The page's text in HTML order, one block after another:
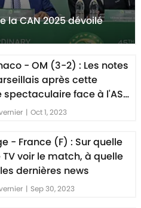
la CAN 2025 dévoilé
- OM (3-2) : Les notes
après cette
spectaculaire face à l'AS
| Oct 1, 2023
- France (F) : Sur quelle
voir le match, à quelle
dernières news
| Sep 30, 2023